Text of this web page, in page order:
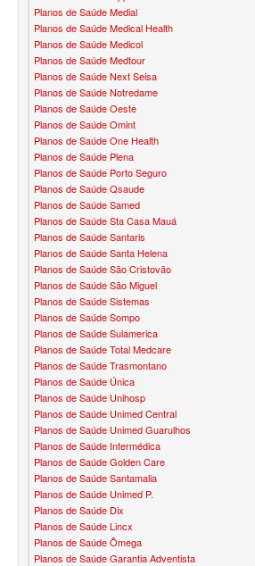
TRASMONTANO PLANO DE SAÚDE INFANTIL
ÚNICA PLANO DE SAÚDE INFANTIL
UNIHOSP PLANO DE SAÚDE INFANTIL
PLANO DE SAÚDE SÊNIOR
AMEPLAN PLANO DE SAÚDE SÊNIOR
BIO SAÚDE PLANO DE SAÚDE SÊNIOR
BIOVIDA PLANO DE SAÚDE SÊNIOR
BLUE MED PLANO DE SAÚDE SÊNIOR
CUIDAR ME PLANO DE SAÚDE SÊNIOR
GNDI PLANO DE SAÚDE SÊNIOR
KIPP PLANO DE SAÚDE SÊNIOR
MEDSENIORPLANO DE SAÚDE SÊNIOR
QSAÚDE PLANO DE SAÚDE SÊNIOR
SANTA HELENA PLANO DE SAÚDE SÊNIOR
SÃO CRISTOVÃO PLANO DE SAÚDE SÊNIOR
Planos de Saúde Medial
Planos de Saúde Medical Health
Planos de Saúde Medicol
Planos de Saúde Medtour
Planos de Saúde Next Seisa
Planos de Saúde Notredame
Planos de Saúde Oeste
Planos de Saúde Omint
Planos de Saúde One Health
Planos de Saúde Plena
Planos de Saúde Porto Seguro
Planos de Saúde Qsaude
Planos de Saúde Samed
Planos de Saúde Sta Casa Mauá
Planos de Saúde Santaris
Planos de Saúde Santa Helena
Planos de Saúde São Cristovão
Planos de Saúde São Miguel
Planos de Saúde Sistemas
Planos de Saúde Sompo
Planos de Saúde Sulamerica
Planos de Saúde Total Medcare
Planos de Saúde Trasmontano
Planos de Saúde Única
Planos de Saúde Unihosp
Planos de Saúde Unimed Central
Planos de Saúde Unimed Guarulhos
Planos de Saúde Intermédica
Planos de Saúde Golden Care
Planos de Saúde Santamalia
Planos de Saúde Unimed P.
Planos de Saúde Dix
Planos de Saúde Lincx
Planos de Saúde Ômega
Planos de Saúde Garantia Adventista